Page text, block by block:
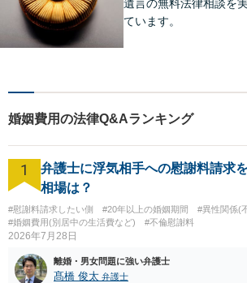
遺言の無料法律相談を
ています。
婚姻費用の法律Q&Aランキング
1
弁護士に浮気相手への慰謝料請求
相場は？
#慰謝料請求したい側 #20年以上の婚姻期間
#異性関係(
#婚姻費用(別居中の生活費など)
#不倫慰謝料
2026年7月28日
離婚・男女問題に強い弁護士
髙橋 俊太 弁護士